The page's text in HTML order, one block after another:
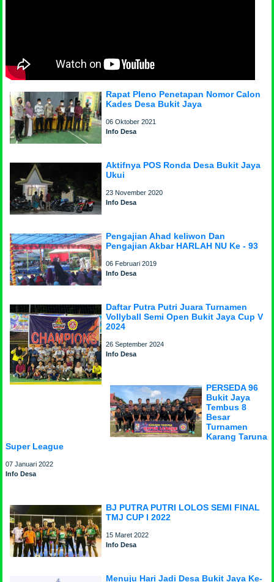
Rapat Pleno Penetapan Nomor Calon
Kades Desa Bukit Jaya
06 Oktober 2021
Info Desa
Aktifnya POS Ronda Desa Bukit Jaya
Ukui
23 November 2020
Info Desa
Pengajian Ahad keliwon Dan
Pengajian Akbar HARLAH NU Ke - 93
06 Februari 2019
Info Desa
Daftar Putra Putri Juara Turnamen
Vollyball Semi Open Bukit Jaya Cup V
2024
26 September 2024
Info Desa
PERSEDA 96
Bukit Jaya
Tembus 8
Besar
Turnamen
Karang Taruna
Super League
07 Januari 2022
Info Desa
BJ PUTRA PUTRI LOLOS SEMI FINAL
TMJ CUP I 2022
15 Maret 2022
Info Desa
Menuju Hari Jadi Desa Bukit Jaya Ke-